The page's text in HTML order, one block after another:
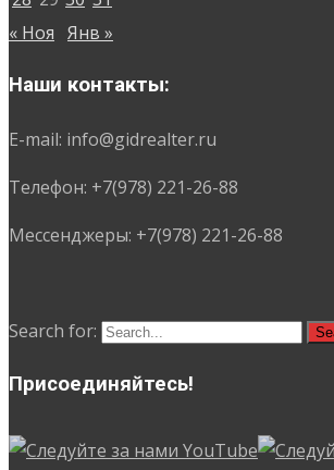
« Ноя Янв »
Наши контакты:
E-mail: info@gidrealter.ru
Телефон: +7(978) 221-26-88
Мессенджеры: +7(978) 221-26-88
Search for:
Присоединяйтесь!